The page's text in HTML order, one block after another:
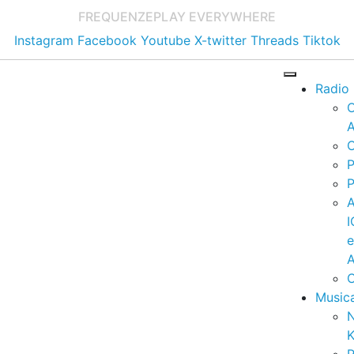
FREQUENZEPLAY EVERYWHERE
Instagram Facebook Youtube X-twitter Threads Tiktok
Radio
e